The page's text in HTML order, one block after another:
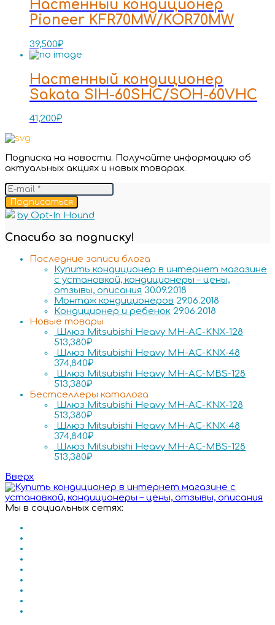
Настенный кондиционер
Pioneer KFR70MW/KOR70MW
39,500₽
Настенный кондиционер
Sakata SIH-60SHC/SOH-60VHC
41,200₽
Подписка на новости. Получайте информацию об
актуальных акциях и новых товарах.
Подписаться
by Opt-In Hound
Спасибо за подписку!
Последние записи блога
Купить кондиционер в интернет магазине
с установкой, кондиционеры – цены,
отзывы, описания 30.09.2018
Монтаж кондиционеров 29.06.2018
Кондиционер и ребенок 29.06.2018
Новые товары
Шлюз Mitsubishi Heavy MH-AC-KNX-128
513,380₽
Шлюз Mitsubishi Heavy MH-AC-KNX-48
374,840₽
Шлюз Mitsubishi Heavy MH-AC-MBS-128
513,380₽
Бестселлеры каталога
Шлюз Mitsubishi Heavy MH-AC-KNX-128
513,380₽
Шлюз Mitsubishi Heavy MH-AC-KNX-48
374,840₽
Шлюз Mitsubishi Heavy MH-AC-MBS-128
513,380₽
Вверх
Мы в социальных сетях: